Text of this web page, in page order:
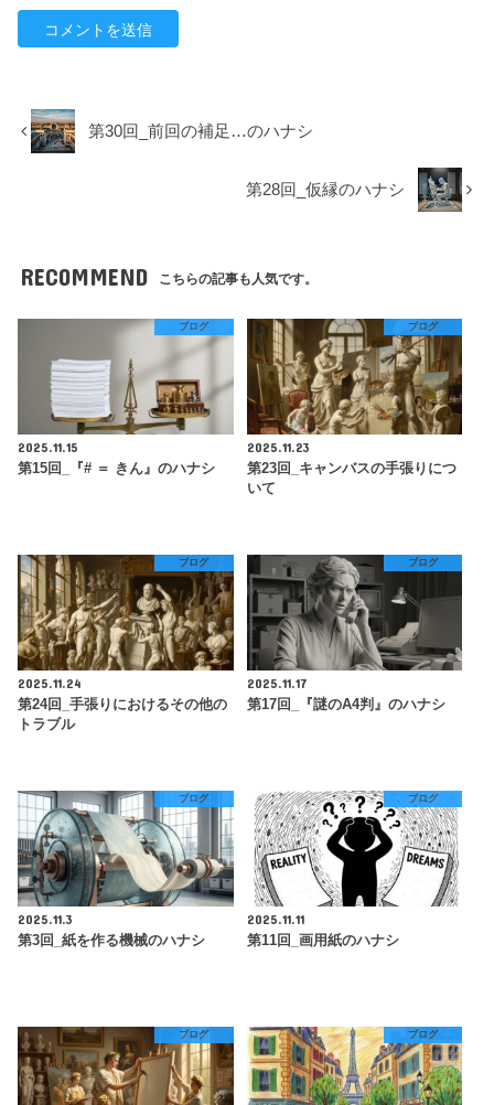
第30回_前回の補足…のハナシ
第28回_仮縁のハナシ
RECOMMEND こちらの記事も人気です。
ブログ
2025.11.15
第15回_『# ＝ きん』のハナシ
ブログ
2025.11.23
第23回_キャンバスの手張りにつ
いて
ブログ
2025.11.24
第24回_手張りにおけるその他の
トラブル
ブログ
2025.11.17
第17回_『謎のA4判』のハナシ
ブログ
2025.11.3
第3回_紙を作る機械のハナシ
ブログ
2025.11.11
第11回_画用紙のハナシ
ブログ ブログ